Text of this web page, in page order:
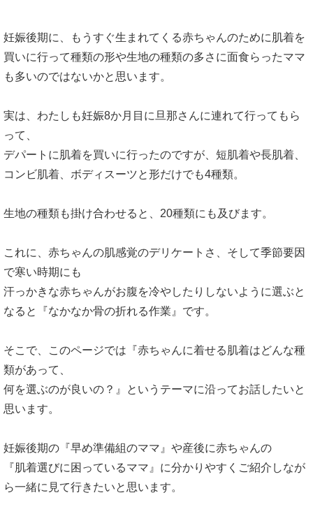
月齢ごとの肌着のサイズ選び
暑い時期の肌着選び
妊娠後期に、もうすぐ生まれてくる赤ちゃんのために肌着を
買いに行って種類の形や生地の種類の多さに面食らったママ
も多いのではないかと思います。
実は、わたしも妊娠8か月目に旦那さんに連れて行ってもら
って、
デパートに肌着を買いに行ったのですが、短肌着や長肌着、
コンビ肌着、ボディスーツと形だけでも4種類。
生地の種類も掛け合わせると、20種類にも及びます。
これに、赤ちゃんの肌感覚のデリケートさ、そして季節要因
で寒い時期にも
汗っかきな赤ちゃんがお腹を冷やしたりしないように選ぶと
なると『なかなか骨の折れる作業』です。
そこで、このページでは『赤ちゃんに着せる肌着はどんな種
類があって、
何を選ぶのが良いの？』というテーマに沿ってお話したいと
思います。
妊娠後期の『早め準備組のママ』や産後に赤ちゃんの
『肌着選びに困っているママ』に分かりやすくご紹介しなが
ら一緒に見て行きたいと思います。